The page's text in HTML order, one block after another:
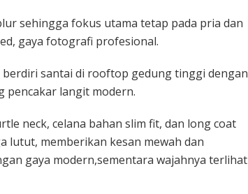
sehingga fokus utama tetap pada pria dan
gaya fotografi profesional.
santai di rooftop gedung tinggi dengan
pencakar langit modern.
neck, celana bahan slim fit, dan long coat
lutut, memberikan kesan mewah dan
gaya modern,sementara wajahnya terlihat